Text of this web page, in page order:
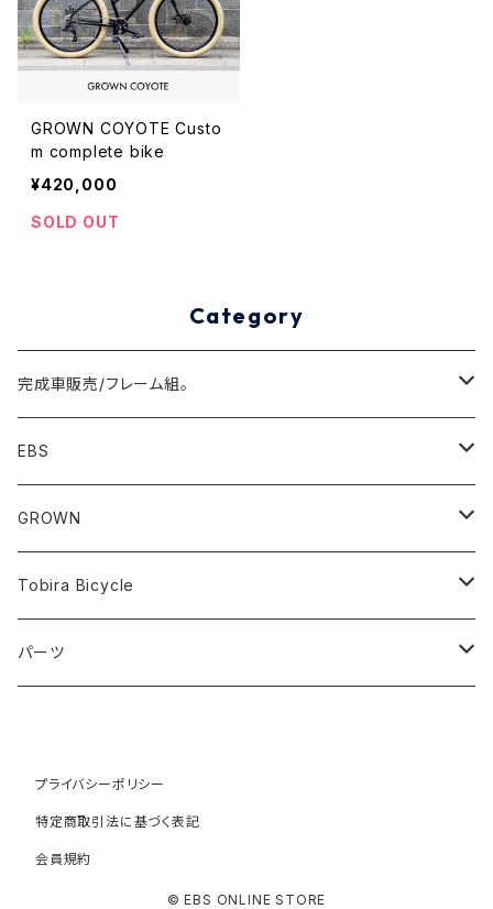
GROWN COYOTE Custo
m complete bike
¥420,000
SOLD OUT
Category
完成車販売/フレーム組。
Minivelo(~20inch)
Cargo/Family
Commuter
Road
Gravel
ATB
EBS
Minivelo (~20 inch)
Horizontal 451
FLOAT 451
TURN
700C(~29inch) / 650B(27.5inch)
STUFF
GROWN
CODA
Harvest
RAT
COYOTE
Tobira Bicycle
Model-T
パーツ
フロントラック
プライバシーポリシー
特定商取引法に基づく表記
会員規約
© EBS ONLINE STORE